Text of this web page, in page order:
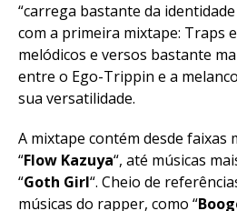
“carrega bastante da
com a primeira mixtape: Traps
melódicos e versos bastante
entre o Ego-Trippin e a
sua versatilidade.
A mixtape contém desde faixas
“Flow Kazuya“, até músicas
“Goth Girl“. Cheio de
músicas do rapper, como “